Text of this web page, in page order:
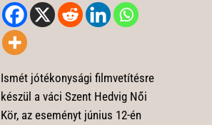
Ismét jótékonysági filmvetítésre
készül a váci Szent Hedvig Női
Kör, az eseményt június 12-én